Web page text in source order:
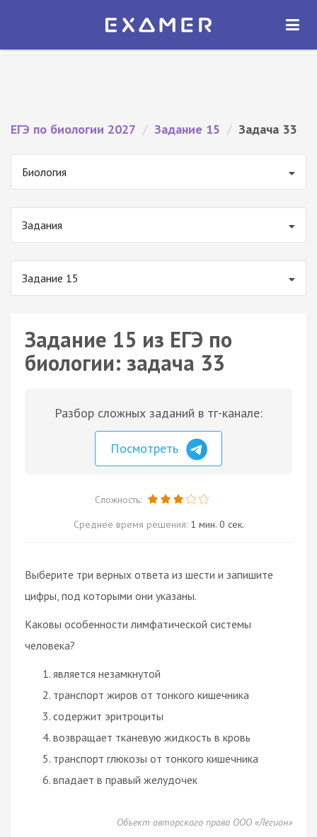
Экзамер — ЕГЭ 2027
ОТКРЫТЬ
ЕГЭ по биологии 2027 / Задание 15 / Задача 33
Биология
Задания
Задание 15
Задание 15 из ЕГЭ по
биологии: задача 33
Разбор сложных заданий в тг-канале:
Посмотреть
Сложность:
Среднее время решения: 1 мин. 0 сек.
Выберите три верных ответа из шести и запишите
цифры, под которыми они указаны.
Каковы особенности лимфатической системы
человека?
является незамкнутой
транспорт жиров от тонкого кишечника
содержит эритроциты
возвращает тканевую жидкость в кровь
транспорт глюкозы от тонкого кишечника
впадает в правый желудочек
Объект авторского права ООО «Легион»